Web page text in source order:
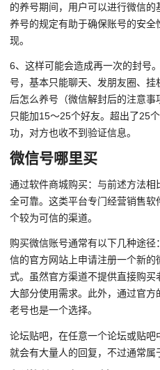
的养号期间，用户可以进行微信的
养号的规定有助于确保账号的安
现。
6、这样可能会造成再一次的封号
号，基本只能聊天、发朋友圈、
后怎么养号（微信解封后的注意
只能加15～25个好友。超出了25
功，对方也收不到验证信息。
微信号哪里买
通过软件商城购买：与前述方法
全可靠。这类平台专门经营销售
个较为可信的渠道。
购买微信账号通常有以下几种途
信的官方网站上申请注册一个新
式。虽然官方渠道不提供直接购
大部分使用需求。此外，通过官
老号也是一个选择。
论坛贴吧，在任意一个论坛或贴吧
就会有大量人的回复，不过通常属